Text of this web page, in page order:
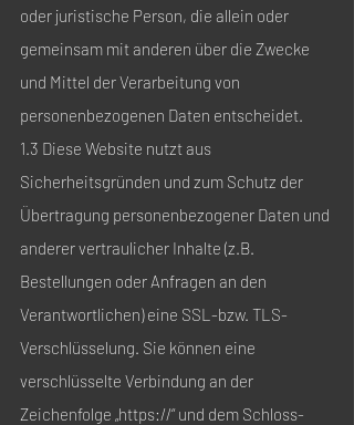
oder juristische Person, die allein oder
gemeinsam mit anderen über die Zwecke
und Mittel der Verarbeitung von
personenbezogenen Daten entscheidet.
1.3 Diese Website nutzt aus
Sicherheitsgründen und zum Schutz der
Übertragung personenbezogener Daten und
anderer vertraulicher Inhalte (z.B.
Bestellungen oder Anfragen an den
Verantwortlichen) eine SSL-bzw. TLS-
Verschlüsselung. Sie können eine
verschlüsselte Verbindung an der
Zeichenfolge „https://“ und dem Schloss-